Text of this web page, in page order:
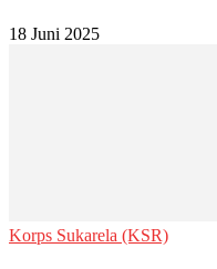
18 Juni 2025
Korps Sukarela (KSR)